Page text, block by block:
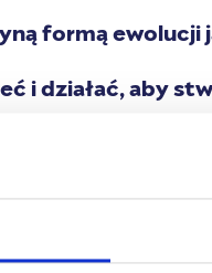
formą
i działać, aby
od nas listę
A tak
Co